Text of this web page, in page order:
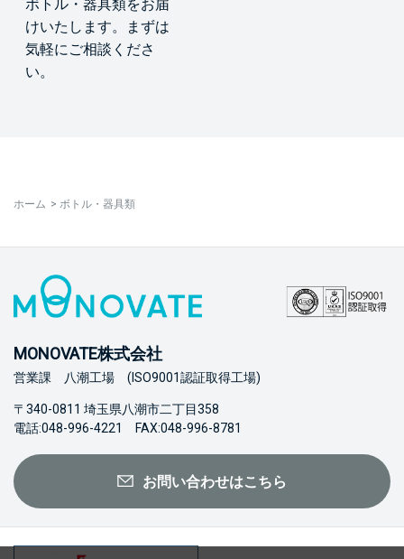
ボトル・器具類をお届
けいたします。まずは
気軽にご相談くださ
い。
ホーム > ボトル・器具類
MONOVATE株式会社
営業課 八潮工場 (ISO9001認証取得工場)
〒340-0811 埼玉県八潮市二丁目358
電話:048-996-4221 FAX:048-996-8781
お問い合わせはこちら